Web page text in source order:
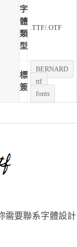
字
體
類
型
.TTF/.OTF
標
簽
BERNARD
ttf
fonts
需要聯系字體設計